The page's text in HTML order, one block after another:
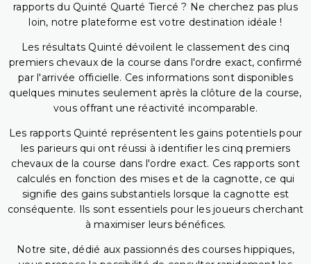
rapports du Quinté Quarté Tiercé ? Ne cherchez pas plus
loin, notre plateforme est votre destination idéale !
Les résultats Quinté dévoilent le classement des cinq
premiers chevaux de la course dans l'ordre exact, confirmé
par l'arrivée officielle. Ces informations sont disponibles
quelques minutes seulement après la clôture de la course,
vous offrant une réactivité incomparable.
Les rapports Quinté représentent les gains potentiels pour
les parieurs qui ont réussi à identifier les cinq premiers
chevaux de la course dans l'ordre exact. Ces rapports sont
calculés en fonction des mises et de la cagnotte, ce qui
signifie des gains substantiels lorsque la cagnotte est
conséquente. Ils sont essentiels pour les joueurs cherchant
à maximiser leurs bénéfices.
Notre site, dédié aux passionnés des courses hippiques,